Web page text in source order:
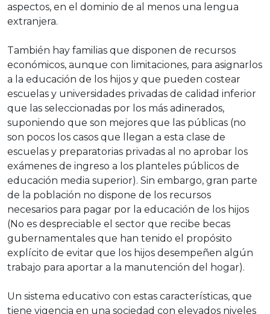
aspectos, en el dominio de al menos una lengua
extranjera.
También hay familias que disponen de recursos
económicos, aunque con limitaciones, para asignarlos
a la educación de los hijos y que pueden costear
escuelas y universidades privadas de calidad inferior
que las seleccionadas por los más adinerados,
suponiendo que son mejores que las públicas (no
son pocos los casos que llegan a esta clase de
escuelas y preparatorias privadas al no aprobar los
exámenes de ingreso a los planteles públicos de
educación media superior). Sin embargo, gran parte
de la población no dispone de los recursos
necesarios para pagar por la educación de los hijos
(No es despreciable el sector que recibe becas
gubernamentales que han tenido el propósito
explícito de evitar que los hijos desempeñen algún
trabajo para aportar a la manutención del hogar).
Un sistema educativo con estas características, que
tiene vigencia en una sociedad con elevados niveles